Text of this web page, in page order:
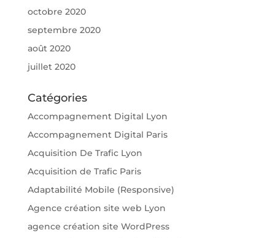
octobre 2020
septembre 2020
août 2020
juillet 2020
Catégories
Accompagnement Digital Lyon
Accompagnement Digital Paris
Acquisition De Trafic Lyon
Acquisition de Trafic Paris
Adaptabilité Mobile (Responsive)
Agence création site web Lyon
agence création site WordPress